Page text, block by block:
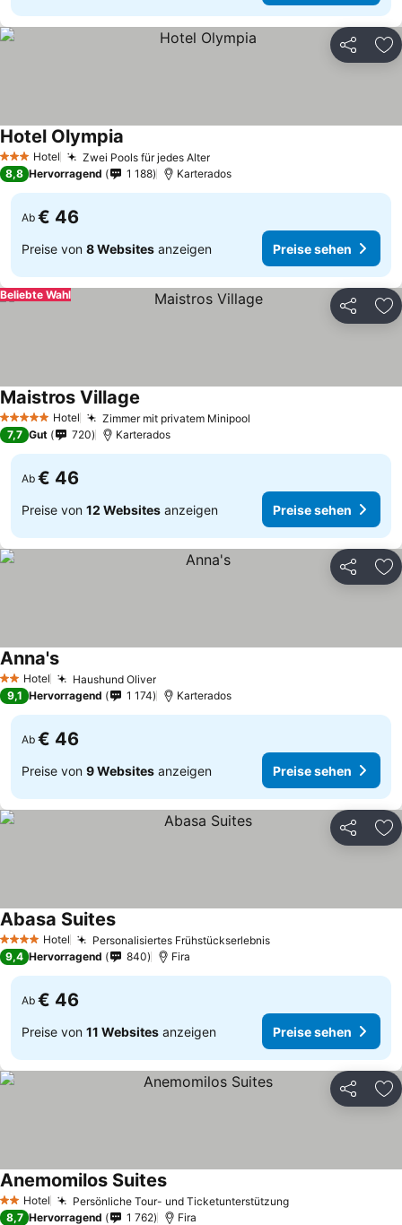
Teilen
3 SterneHotel Zwei Pools für jedes Alter
Hotel Olympia
8,8 Hervorragend 1 188 Karterados
Ab € 46
Preise von 8 Websites anzeigen Preise sehen
Teilen
Beliebte Wahl
5 Sterne Hotel Zimmer mit privatem Minipool
Maistros Village
7,7 Gut 720 Karterados
Ab € 46
Preise von 12 Websites anzeigen Preise sehen
Teilen
2 Sterne
Hotel Haushund Oliver
Anna's
9,1 Hervorragend 1 174 Karterados
Ab € 46
Preise von 9 Websites anzeigen Preise sehen
Teilen
4 Sterne Hotel Personalisiertes Frühstückserlebnis
Abasa Suites
9,4 Hervorragend 840 Fira
Ab € 46
Preise von 11 Websites anzeigen Preise sehen
Teilen
2 Sterne
Hotel Persönliche Tour- und Ticketunterstützung
Anemomilos Suites
8,7 Hervorragend 1 762 Fira